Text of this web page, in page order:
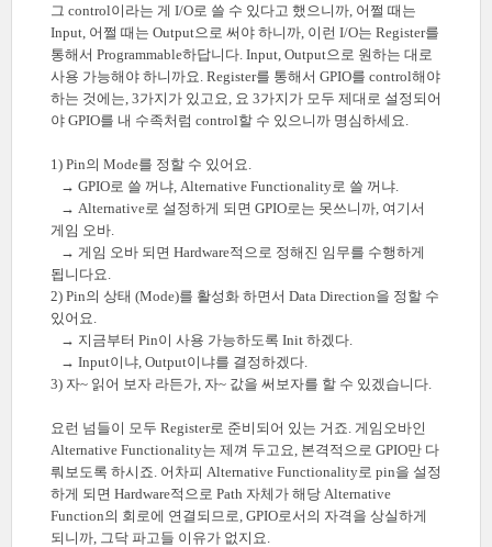
그 control이라는 게 I/O로 쓸 수 있다고 했으니까, 어쩔 때는
Input, 어쩔 때는 Output으로 써야 하니까, 이런 I/O는 Register를
통해서 Programmable하답니다. Input, Output으로 원하는 대로
사용 가능해야 하니까요. Register를 통해서 GPIO를 control해야
하는 것에는, 3가지가 있고요, 요 3가지가 모두 제대로 설정되어
야 GPIO를 내 수족처럼 control할 수 있으니까 명심하세요.
1) Pin의 Mode를 정할 수 있어요.
→ GPIO로 쓸 꺼냐, Alternative Functionality로 쓸 꺼냐.
→ Alternative로 설정하게 되면 GPIO로는 못쓰니까, 여기서
게임 오바.
→ 게임 오바 되면 Hardware적으로 정해진 임무를 수행하게
됩니다요.
2) Pin의 상태 (Mode)를 활성화 하면서 Data Direction을 정할 수
있어요.
→ 지금부터 Pin이 사용 가능하도록 Init 하겠다.
→ Input이냐, Output이냐를 결정하겠다.
3) 자~ 읽어 보자 라든가, 자~ 값을 써보자를 할 수 있겠습니다.
요런 넘들이 모두 Register로 준비되어 있는 거죠. 게임오바인
Alternative Functionality는 제껴 두고요, 본격적으로 GPIO만 다
뤄보도록 하시죠. 어차피 Alternative Functionality로 pin을 설정
하게 되면 Hardware적으로 Path 자체가 해당 Alternative
Function의 회로에 연결되므로, GPIO로서의 자격을 상실하게
되니까, 그닥 파고들 이유가 없지요.